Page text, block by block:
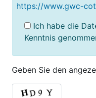
https://www.gwc-
Ich habe die
Kenntnis
Geben Sie den